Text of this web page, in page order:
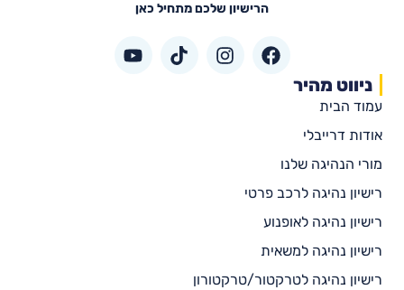
הרישיון שלכם מתחיל כאן
ניווט מהיר
עמוד הבית
אודות דרייבלי
מורי הנהיגה שלנו
רישיון נהיגה לרכב פרטי
רישיון נהיגה לאופנוע
רישיון נהיגה למשאית
רישיון נהיגה לטרקטור/טרקטורון